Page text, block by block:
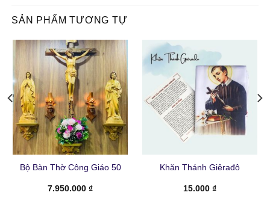
SẢN PHẨM TƯƠNG TỰ
Bộ Bàn Thờ Công Giáo 50
7.950.000 ₫
Khăn Thánh Giêrađô
15.000 ₫